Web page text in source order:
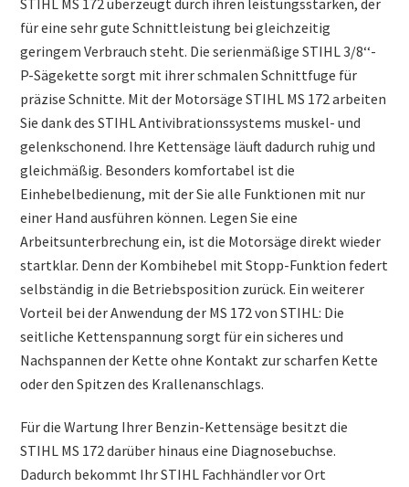
STIHL MS 172 überzeugt durch ihren leistungsstarken, der
für eine sehr gute Schnittleistung bei gleichzeitig
geringem Verbrauch steht. Die serienmäßige STIHL 3/8‘‘-
P-Sägekette sorgt mit ihrer schmalen Schnittfuge für
präzise Schnitte. Mit der Motorsäge STIHL MS 172 arbeiten
Sie dank des STIHL Antivibrationssystems muskel- und
gelenkschonend. Ihre Kettensäge läuft dadurch ruhig und
gleichmäßig. Besonders komfortabel ist die
Einhebelbedienung, mit der Sie alle Funktionen mit nur
einer Hand ausführen können. Legen Sie eine
Arbeitsunterbrechung ein, ist die Motorsäge direkt wieder
startklar. Denn der Kombihebel mit Stopp-Funktion federt
selbständig in die Betriebsposition zurück. Ein weiterer
Vorteil bei der Anwendung der MS 172 von STIHL: Die
seitliche Kettenspannung sorgt für ein sicheres und
Nachspannen der Kette ohne Kontakt zur scharfen Kette
oder den Spitzen des Krallenanschlags.
Für die Wartung Ihrer Benzin-Kettensäge besitzt die
STIHL MS 172 darüber hinaus eine Diagnosebuchse.
Dadurch bekommt Ihr STIHL Fachhändler vor Ort